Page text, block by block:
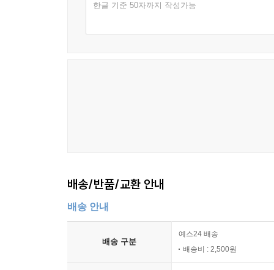
한글 기준 50자까지 작성가능
배송/반품/교환 안내
배송 안내
배송 구분
예스24 배송
배송비 : 2,500원